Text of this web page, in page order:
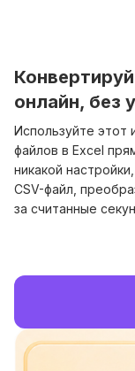
онлайн, без
Используйте этот
файлов в Excel
никакой
CSV-файл,
за считанные